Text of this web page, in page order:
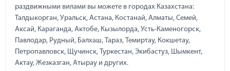
раздвижными вилами вы можете в городах Казахстана:
Талдыкорган, Уральск, Астана, Костанай, Алматы, Семей,
Аксай, Караганда, Актобе, Кызылорда, Усть-Каменогорск,
Павлодар, Рудный, Балхаш, Тараз, Темиртау, Кокшетау,
Петропавловск, Щучинск, Туркестан, Экибастуз, Шымкент,
Актау, Жезказган, Атырау и других.